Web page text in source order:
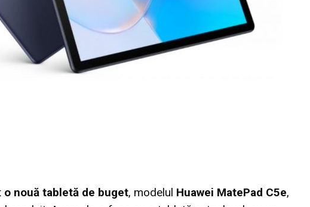
o nouă tabletă de buget, modelul Huawei MatePad C5e,